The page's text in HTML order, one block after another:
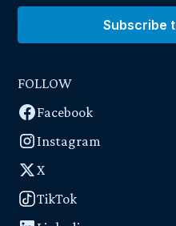
Subscribe
FOLLOW
Facebook
Instagram
X
TikTok